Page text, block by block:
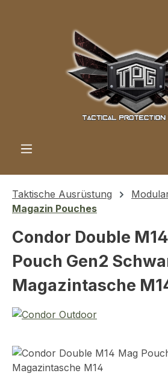
Taktische Ausrüstung
Magazin Pouches
Condor Double
Pouch Gen2
Magazintasche
Bildergalerie überspringen